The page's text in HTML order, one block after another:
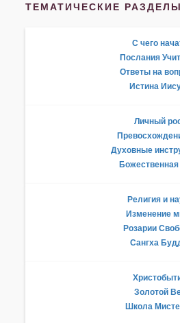
ТЕМАТИЧЕСКИЕ
С чего
Послания
Ответы на
Истина
Личный
Духовные
Религия и
Изменение
Розарии
Сангха
Золотой
Школа